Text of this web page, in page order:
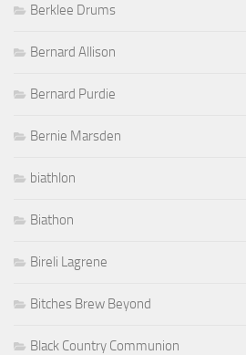
Berklee Drums
Bernard Allison
Bernard Purdie
Bernie Marsden
biathlon
Biathon
Bireli Lagrene
Bitches Brew Beyond
Black Country Communion